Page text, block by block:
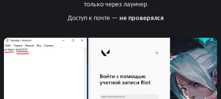
только через лаунчер
Доступ к почте — не проверялся